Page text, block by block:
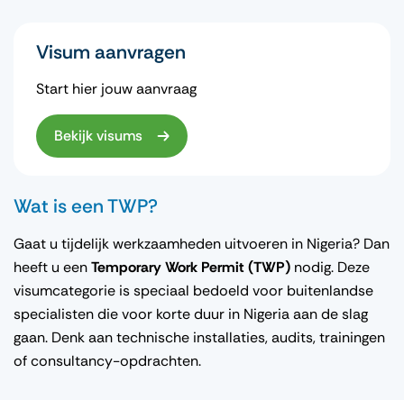
Visum aanvragen
Start hier jouw aanvraag
Bekijk visums
Wat is een TWP?
Gaat u tijdelijk werkzaamheden uitvoeren in Nigeria? Dan
heeft u eenTemporary Work Permit (TWP) nodig. Deze
visumcategorie is speciaal bedoeld voor buitenlandse
specialisten die voor korte duur in Nigeria aan de slag
gaan. Denk aan technische installaties, audits, trainingen
of consultancy-opdrachten.